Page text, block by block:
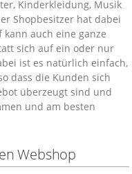
Kinderkleidung, Musik
Shopbesitzer hat dabei
kann auch eine ganze
sich auf ein oder nur
ist es natürlich einfach,
dass die Kunden sich
überzeugt sind und
und am besten
Webshop